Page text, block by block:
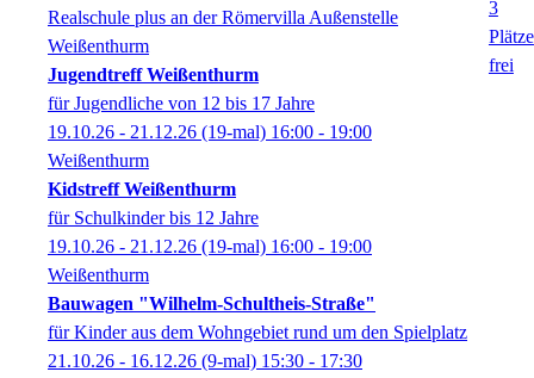
Realschule plus an der Römervilla Außenstelle
Weißenthurm
Jugendtreff Weißenthurm
für Jugendliche von 12 bis 17 Jahre
19.10.26 - 21.12.26 (19-mal) 16:00 - 19:00
Weißenthurm
Kidstreff Weißenthurm
für Schulkinder bis 12 Jahre
19.10.26 - 21.12.26 (19-mal) 16:00 - 19:00
Weißenthurm
Bauwagen "Wilhelm-Schultheis-Straße"
für Kinder aus dem Wohngebiet rund um den Spielplatz
21.10.26 - 16.12.26 (9-mal) 15:30 - 17:30